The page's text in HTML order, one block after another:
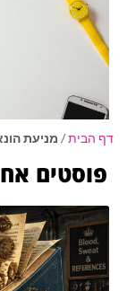
דף הבית/ מניעת
פוסטים